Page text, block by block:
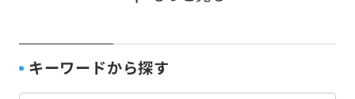
書籍販売
種苗会社
通信販売
食品メーカー
キーワードから探す